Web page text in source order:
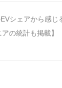
シェアから感じ
の統計も掲載】